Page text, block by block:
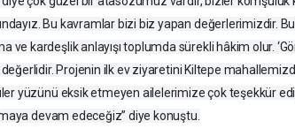
Bu kavramlar bizi biz yapan değerlerimizdir. Bu
ve kardeşlik anlayışı toplumda sürekli hâkim olur.
Projenin ilk ev ziyaretini Kiltepe
yüzünü eksik etmeyen ailelerimize çok teşekkür
devam edeceğiz” diye konuştu.